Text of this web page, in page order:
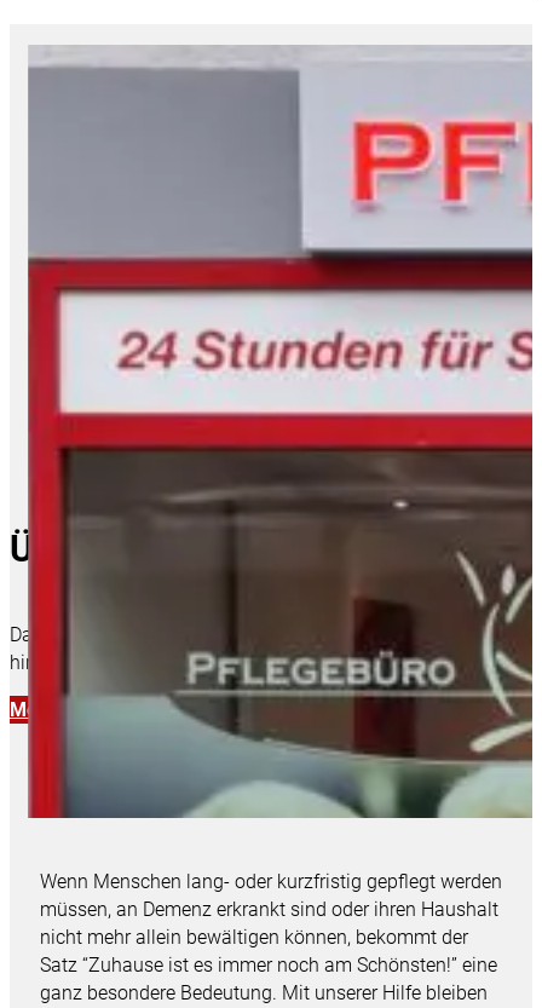
Über uns
Das Pflegebüro Jonuschies mit Sitz in Schwerte wurde 1992
hinaus gibt es Partnerbetriebe in Dortmund, Lünen und Unna.
Mehr erfahren
Wenn Menschen lang- oder kurzfristig gepflegt werden
müssen, an Demenz erkrankt sind oder ihren Haushalt
nicht mehr allein bewältigen können, bekommt der
Satz “Zuhause ist es immer noch am Schönsten!” eine
ganz besondere Bedeutung. Mit unserer Hilfe bleiben